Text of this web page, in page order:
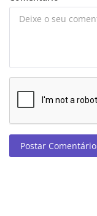
Postar Comentário